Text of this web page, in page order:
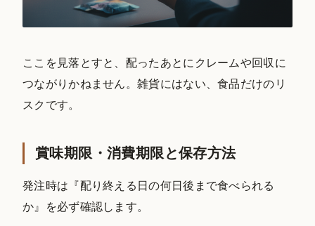
ここを見落とすと、配ったあとにクレームや回収に
つながりかねません。雑貨にはない、食品だけのリ
スクです。
賞味期限・消費期限と保存方法
発注時は『配り終える日の何日後まで食べられる
か』を必ず確認します。